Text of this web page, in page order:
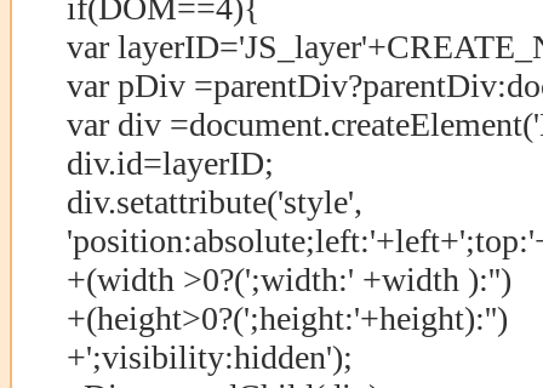
if(DOM==4){
var
var pDiv
var div
div.id=layerID;
div.setattribute('style',
+(width >0?(';width:' +width ):'')
+(height>0?(';height:'+height):'')
+';visibility:hidden');